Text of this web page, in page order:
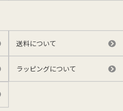
送料について
ラッピングについて